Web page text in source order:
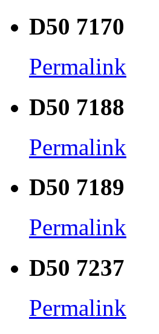
D50 7170
Permalink
D50 7188
Permalink
D50 7189
Permalink
D50 7237
Permalink